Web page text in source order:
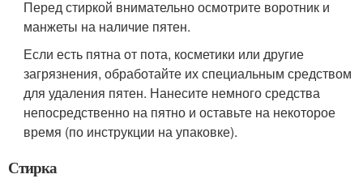
Перед стиркой внимательно осмотрите воротник и
манжеты на наличие пятен.
Если есть пятна от пота, косметики или другие
загрязнения, обработайте их специальным средством
для удаления пятен. Нанесите немного средства
непосредственно на пятно и оставьте на некоторое
время (по инструкции на упаковке).
Стирка